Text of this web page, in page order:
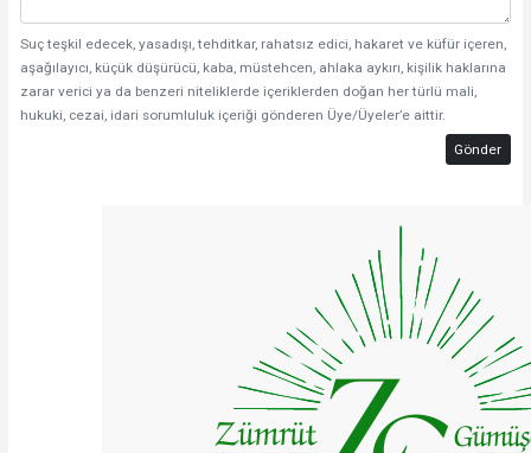
Suç teşkil edecek, yasadışı, tehditkar, rahatsız edici, hakaret ve küfür içeren,
aşağılayıcı, küçük düşürücü, kaba, müstehcen, ahlaka aykırı, kişilik haklarına
zarar verici ya da benzeri niteliklerde içeriklerden doğan her türlü mali,
hukuki, cezai, idari sorumluluk içeriği gönderen Üye/Üyeler’e aittir.
Gönder